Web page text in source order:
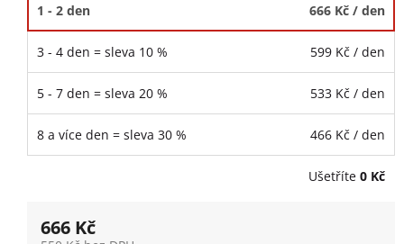
1 - 2 den 666 Kč / den
3 - 4 den = sleva 10 % 599 Kč / den
5 - 7 den = sleva 20 % 533 Kč / den
8 a více den = sleva 30 % 466 Kč / den
Ušetříte 0 Kč
666 Kč